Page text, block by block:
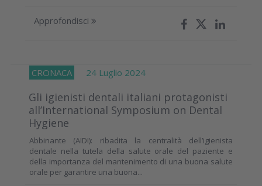
Approfondisci
CRONACA 24 Luglio 2024
Gli igienisti dentali italiani protagonisti
all’International Symposium on Dental
Hygiene
Abbinante (AIDI): ribadita la centralità dell’igienista
dentale nella tutela della salute orale del paziente e
della importanza del mantenimento di una buona salute
orale per garantire una buona...